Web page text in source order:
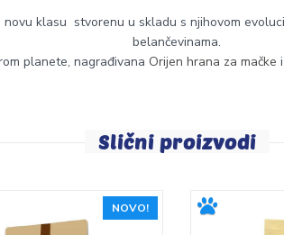
klasu stvorenu u skladu s njihovom
belančevinama.
planete, nagrađivana Orijen hrana za mačke
Slični proizvodi
NOVO!